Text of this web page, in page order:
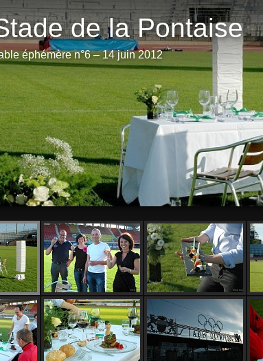
de la Pontaise
éphémère n°6 – 14 juin 2012